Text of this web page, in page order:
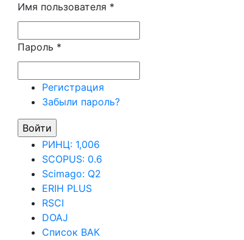
Имя пользователя *
Пароль *
Регистрация
Забыли пароль?
РИНЦ: 1,006
SCOPUS: 0.6
Scimago: Q2
ERIH PLUS
RSCI
DOAJ
Список ВАК